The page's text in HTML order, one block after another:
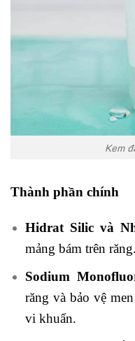
Kem
Thành phần chính
Hidrat Silic và
mảng bám trên răng.
Sodium
răng và bảo vệ
vi khuẩn.